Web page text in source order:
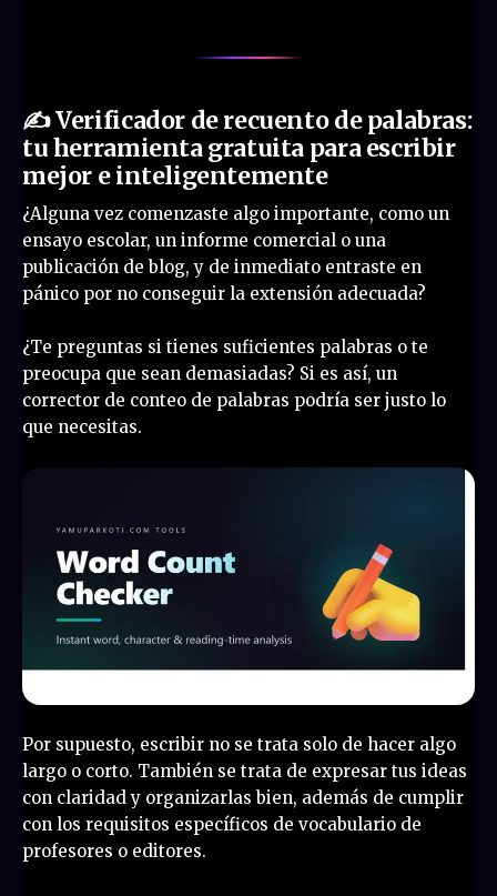
✍️ Verificador de recuento de palabras:
tu herramienta gratuita para escribir
mejor e inteligentemente
¿Alguna vez comenzaste algo importante, como un
ensayo escolar, un informe comercial o una
publicación de blog, y de inmediato entraste en
pánico por no conseguir la extensión adecuada?
¿Te preguntas si tienes suficientes palabras o te
preocupa que sean demasiadas? Si es así, un
corrector de conteo de palabras podría ser justo lo
que necesitas.
Por supuesto, escribir no se trata solo de hacer algo
largo o corto. También se trata de expresar tus ideas
con claridad y organizarlas bien, además de cumplir
con los requisitos específicos de vocabulario de
profesores o editores.